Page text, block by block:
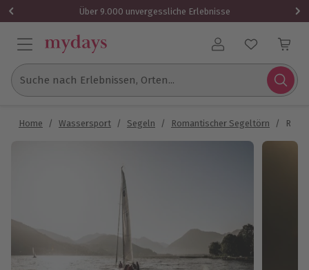
Über 9.000 unvergessliche Erlebnisse
Benutzerkonto
Suche nach Erlebnissen, Orten...
Home / Wassersport / Segeln / Romantischer Segeltörn /